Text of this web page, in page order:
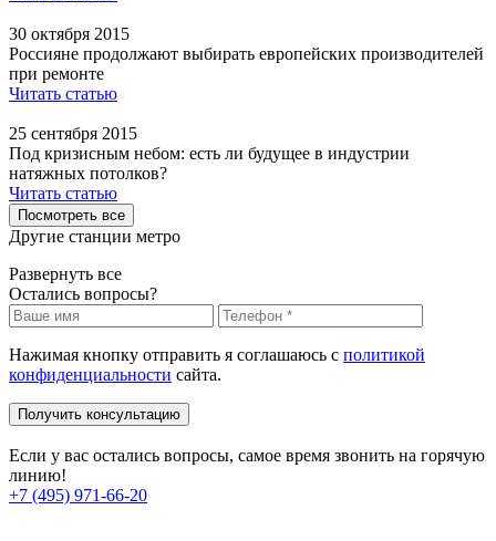
30 октября 2015
Россияне продолжают выбирать европейских производителей
при ремонте
Читать статью
25 сентября 2015
Под кризисным небом: есть ли будущее в индустрии
натяжных потолков?
Читать статью
Посмотреть все
Другие станции метро
Развернуть все
Остались вопросы?
Нажимая кнопку отправить я соглашаюсь с политикой
конфиденциальности сайта.
Получить консультацию
Если у вас остались вопросы, самое время звонить на горячую
линию!
+7 (495) 971-66-20